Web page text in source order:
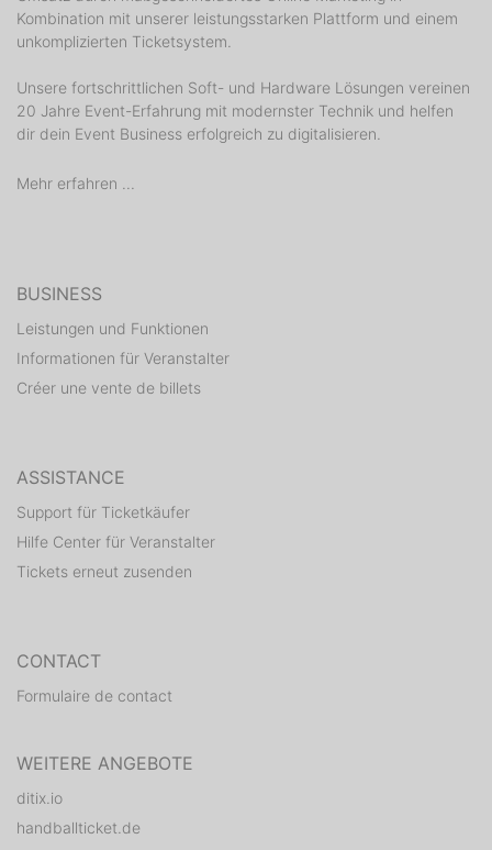
Kombination mit unserer leistungsstarken Plattform und einem
unkomplizierten Ticketsystem.
Unsere fortschrittlichen Soft- und Hardware Lösungen vereinen
20 Jahre Event-Erfahrung mit modernster Technik und helfen
dir dein Event Business erfolgreich zu digitalisieren.
Mehr erfahren ...
BUSINESS
Leistungen und Funktionen
Informationen für Veranstalter
Créer une vente de billets
ASSISTANCE
Support für Ticketkäufer
Hilfe Center für Veranstalter
Tickets erneut zusenden
CONTACT
Formulaire de contact
WEITERE ANGEBOTE
ditix.io
handballticket.de